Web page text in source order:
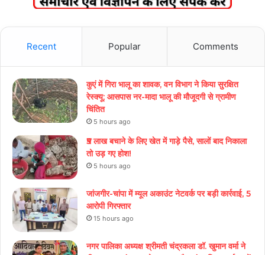
Recent Popular Comments
कुएं में गिरा भालू का शावक, वन विभाग ने किया सुरक्षित
रेस्क्यू; आसपास नर-मादा भालू की मौजूदगी से ग्रामीण
चिंतित
5 hours ago
₹5 लाख बचाने के लिए खेत में गाड़े पैसे, सालों बाद निकाला
तो उड़ गए होश!
5 hours ago
जांजगीर-चांपा में म्यूल अकाउंट नेटवर्क पर बड़ी कार्रवाई, 5
आरोपी गिरफ्तार
15 hours ago
नगर पालिका अध्यक्ष श्रीमती चंद्रकला डॉ. खुमान वर्मा ने